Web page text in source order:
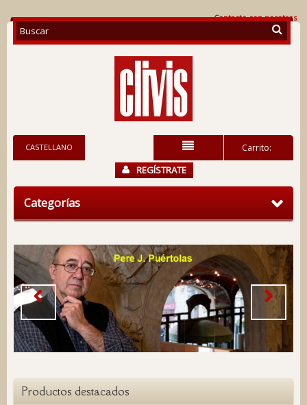
Contacte con nosotros
Carrito:
CASTELLANO
REGÍSTRATE
Categorías
Productos destacados